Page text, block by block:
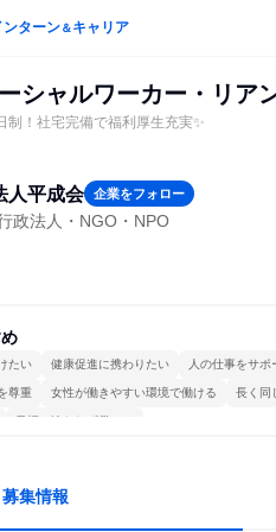
ンターン＆キャリア
シャルワーカー・リア
！社宅完備で福利厚生充実✨
人平成会 企業をフォロー
政法人・NGO・NPO
たい 健康促進に携わりたい 人の仕事をサポ
尊重 女性が働きやすい環境で働ける 長く同
目標に追われず働ける
募集情報